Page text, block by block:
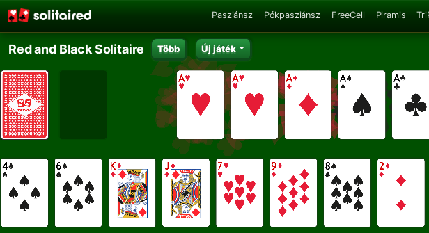
Pasziánsz Pókpasziánsz FreeCell Piramis
Red and Black Solitaire Több Új játék